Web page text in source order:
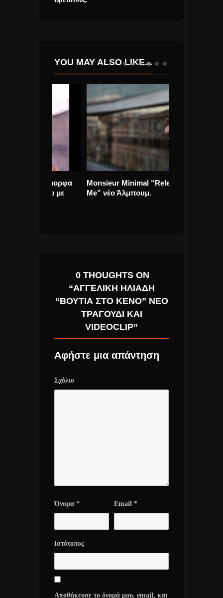
YOU MAY ALSO LIKE...
Monsieur Minimal “Release
Me” νέο Άλμπουμ.
0 THOUGHTS ON
“ΑΓΓΕΛΙΚΉ ΗΛΙΆΔΗ
“ΒΟΥΤΙΆ ΣΤΟ ΚΕΝΌ” ΝΈΟ
ΤΡΑΓΟΎΔΙ ΚΑΙ
VIDEOCLIP”
Αφήστε μια απάντηση
Σχόλιο
Όνομα * Email *
Ιστότοπος
Αποθήκευσε το όνομά μου, email, και